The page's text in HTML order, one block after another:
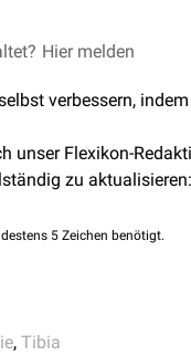
Tibiofibulargelenks
Hier melden
verbessern,
unser Flexikon-
zu aktualisieren:
5 Zeichen benötigt.
, Tibia